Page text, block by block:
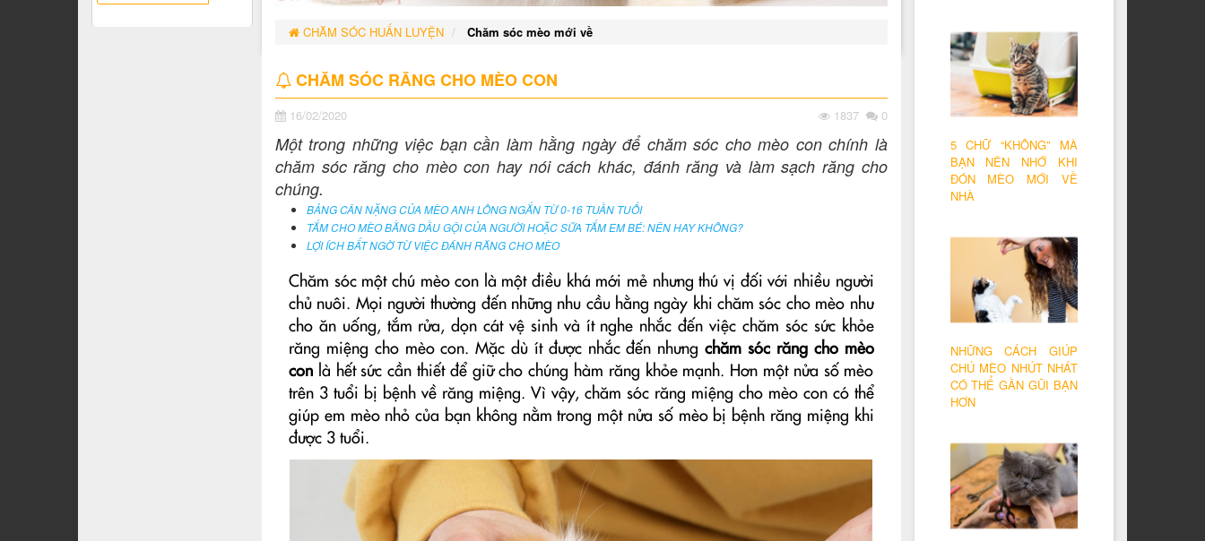
CHĂM SÓC HUẤN LUYỆN Chăm sóc mèo mới về
CHĂM SÓC RĂNG CHO MÈO CON
16/02/2020 1837 0
Một trong những việc bạn cần làm hằng ngày để chăm sóc cho mèo con chính là
chăm sóc răng cho mèo con hay nói cách khác, đánh răng và làm sạch răng cho
chúng.
BẢNG CÂN NẶNG CỦA MÈO ANH LÔNG NGẮN TỪ 0-16 TUẦN TUỔI
TẮM CHO MÈO BẰNG DẦU GỘI CỦA NGƯỜI HOẶC SỮA TẮM EM BÉ: NÊN HAY KHÔNG?
LỢI ÍCH BẤT NGỜ TỪ VIỆC ĐÁNH RĂNG CHO MÈO
Chăm sóc một chú mèo con là một điều khá mới mẻ nhưng thú vị đối với nhiều người
chủ nuôi. Mọi người thường đến những nhu cầu hằng ngày khi chăm sóc cho mèo như
cho ăn uống, tắm rửa, dọn cát vệ sinh và ít nghe nhắc đến việc chăm sóc sức khỏe
răng miệng cho mèo con. Mặc dù ít được nhắc đến nhưngchăm sóc răng cho mèo
con là hết sức cần thiết để giữ cho chúng hàm răng khỏe mạnh. Hơn một nửa số mèo
trên 3 tuổi bị bệnh về răng miệng. Vì vậy, chăm sóc răng miệng cho mèo con có thể
giúp em mèo nhỏ của bạn không nằm trong một nửa số mèo bị bệnh răng miệng khi
được 3 tuổi.
5 CHỮ “KHÔNG” MÀ
BẠN NÊN NHỚ KHI
ĐÓN MÈO MỚI VỀ
NHÀ
NHỮNG CÁCH GIÚP
CHÚ MÈO NHÚT NHÁT
CÓ THỂ GẦN GŨI BẠN
HƠN